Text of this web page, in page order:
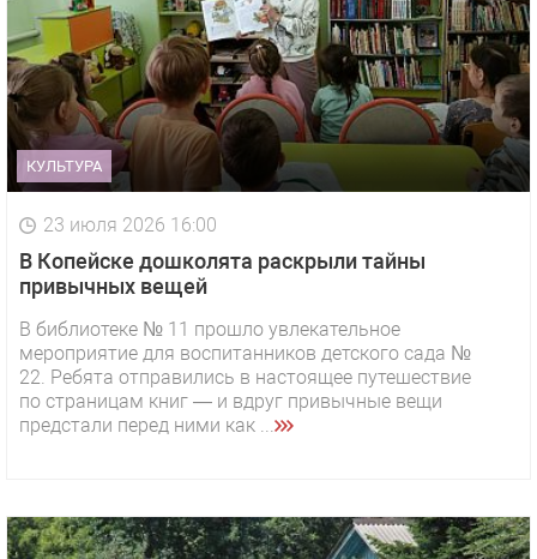
КУЛЬТУРА
23 июля 2026 16:00
В Копейске дошколята раскрыли тайны
привычных вещей
В библиотеке № 11 прошло увлекательное
мероприятие для воспитанников детского сада №
22. Ребята отправились в настоящее путешествие
по страницам книг — и вдруг привычные вещи
предстали перед ними как ...